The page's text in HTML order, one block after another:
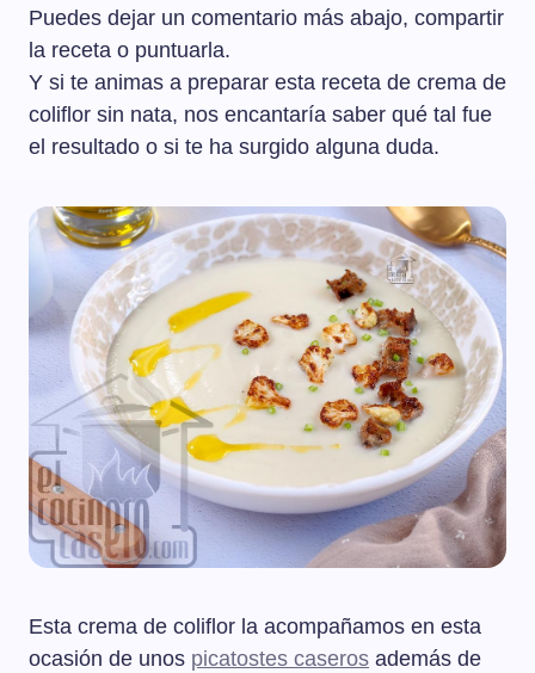
Puedes dejar un comentario más abajo, compartir
la receta o puntuarla.
Y si te animas a preparar esta receta de crema de
coliflor sin nata, nos encantaría saber qué tal fue
el resultado o si te ha surgido alguna duda.
Esta crema de coliflor la acompañamos en esta
ocasión de unos picatostes caseros además de